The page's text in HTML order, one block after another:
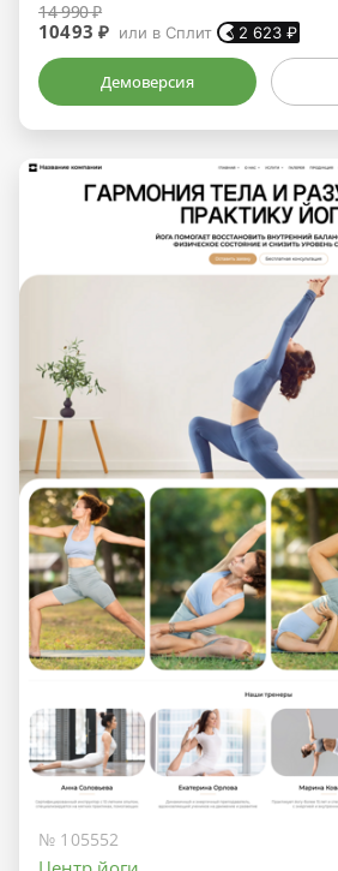
14 990 ₽
10493 ₽ или в Сплит 2 623 ₽
Демоверсия
№ 105552